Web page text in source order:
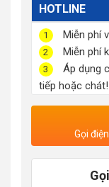
HOTLINE
1 Miễn phí
2 Miễn phí
3
Áp dụng
tiếp hoặc chát!
Gọi